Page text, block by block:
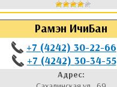
Рамэн ИчиБан
+7 (4242) 30-22-66
+7 (4242) 30-34-55
Адрес: